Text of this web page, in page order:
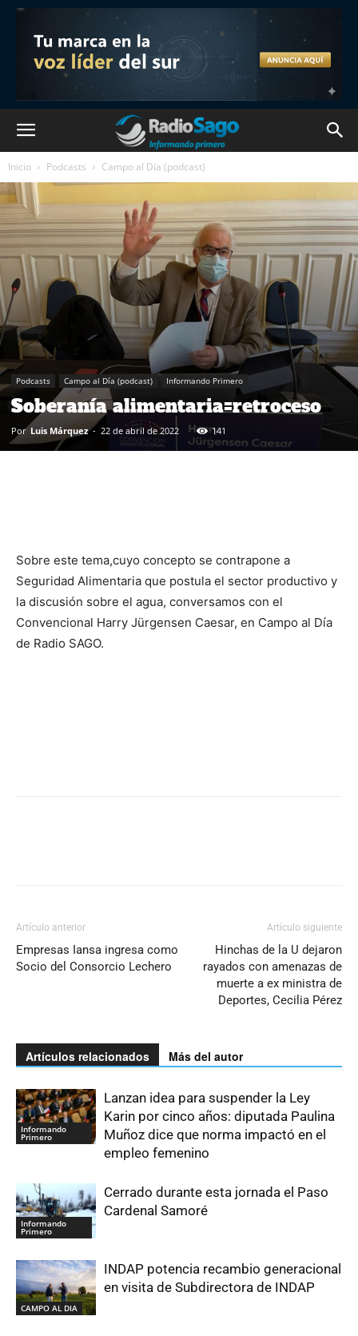
Inicio Podcasts Campo al Día (podcast)
Podcasts Campo al Día (podcast) Informando Primero
Soberanía alimentaria=retroceso
Por Luis Márquez - 22 de abril de 2022 141
Sobre este tema,cuyo concepto se contrapone a
Seguridad Alimentaria que postula el sector productivo y
la discusión sobre el agua, conversamos con el
Convencional Harry Jürgensen Caesar, en Campo al Día
de Radio SAGO.
Artículo anterior
Empresas Iansa ingresa como
Socio del Consorcio Lechero
Artículo siguiente
Hinchas de la U dejaron
rayados con amenazas de
muerte a ex ministra de
Deportes, Cecilia Pérez
Artículos relacionados Más del autor
Informando
Primero
Lanzan idea para suspender la Ley
Karin por cinco años: diputada Paulina
Muñoz dice que norma impactó en el
empleo femenino
Informando
Primero
Cerrado durante esta jornada el Paso
Cardenal Samoré
CAMPO AL DIA
INDAP potencia recambio generacional
en visita de Subdirectora de INDAP